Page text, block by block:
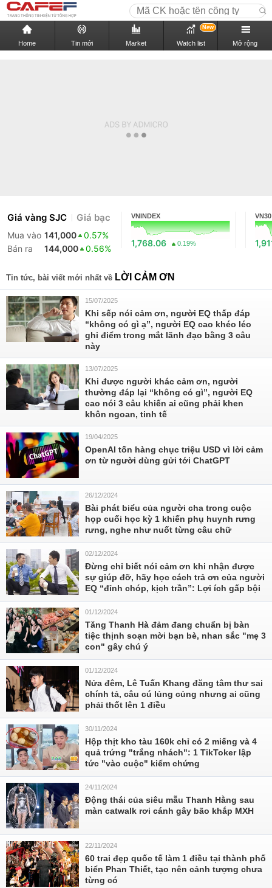
Home Tin mới Market Watch list
New
Mở rộng
Giá vàng SJC Giá bạc
Mua vào 141,000
0.57%
Bán ra
144,000 0.56%
VNINDEX
1,768.06 0.19%
VN30
Tin tức, bài viết mới nhất về LỜI CẢM ƠN
15/07/2025
Khi sếp nói cảm ơn, người EQ thấp đáp
“không có gì ạ”, người EQ cao khéo léo
ghi điểm trong mắt lãnh đạo bằng 3 câu
này
13/07/2025
Khi được người khác cảm ơn, người
thường đáp lại “không có gì”, người EQ
cao nói 3 câu khiến ai cũng phải khen
khôn ngoan, tinh tế
19/04/2025
OpenAI tốn hàng chục triệu USD vì lời cảm
ơn từ người dùng gửi tới ChatGPT
26/12/2024
Bài phát biểu của người cha trong cuộc
họp cuối học kỳ 1 khiến phụ huynh rưng
rưng, nghe như nuốt từng câu chữ
02/12/2024
Đừng chỉ biết nói cảm ơn khi nhận được
sự giúp đỡ, hãy học cách trả ơn của người
EQ “đỉnh chóp, kịch trần”: Lợi ích gấp bội
01/12/2024
Tăng Thanh Hà đảm đang chuẩn bị bàn
tiệc thịnh soạn mời bạn bè, nhan sắc "mẹ 3
con" gây chú ý
01/12/2024
Nửa đêm, Lê Tuấn Khang đăng tâm thư sai
chính tả, câu cú lủng củng nhưng ai cũng
phải thốt lên 1 điều
30/11/2024
Hộp thịt kho tàu 160k chỉ có 2 miếng và 4
quả trứng "trắng nhách": 1 TikToker lập
tức "vào cuộc" kiểm chứng
24/11/2024
Động thái của siêu mẫu Thanh Hằng sau
màn catwalk rơi cánh gây bão khắp MXH
22/11/2024
60 trai đẹp quốc tế làm 1 điều tại thành phố
biển Phan Thiết, tạo nên cảnh tượng chưa
từng có